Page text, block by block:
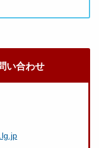
い合わせ